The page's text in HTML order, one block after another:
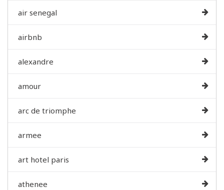
air senegal
airbnb
alexandre
amour
arc de triomphe
armee
art hotel paris
athenee